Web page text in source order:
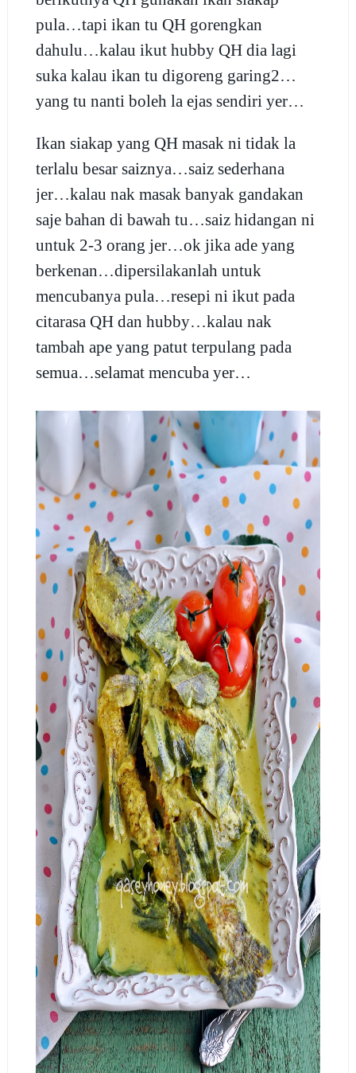
pula…tapi ikan tu QH gorengkan
dahulu…kalau ikut hubby QH dia lagi
suka kalau ikan tu digoreng garing2…
yang tu nanti boleh la ejas sendiri yer…
Ikan siakap yang QH masak ni tidak la
terlalu besar saiznya…saiz sederhana
jer…kalau nak masak banyak gandakan
saje bahan di bawah tu…saiz hidangan ni
untuk 2-3 orang jer…ok jika ade yang
berkenan…dipersilakanlah untuk
mencubanya pula…resepi ni ikut pada
citarasa QH dan hubby…kalau nak
tambah ape yang patut terpulang pada
semua…selamat mencuba yer…